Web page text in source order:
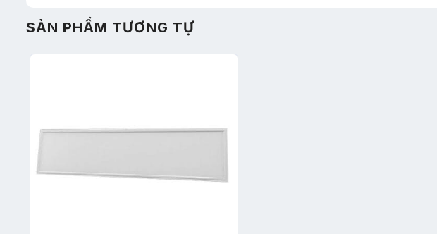
SẢN PHẨM TƯƠNG TỰ